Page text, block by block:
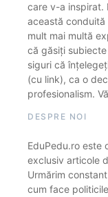
care v-a inspirat.
această
mult mai multă
că găsiți
siguri că
(cu link), ca o
profesionalism.
DESPRE NOI
EduPedu.ro este
exclusiv articole
Urmărim
cum face